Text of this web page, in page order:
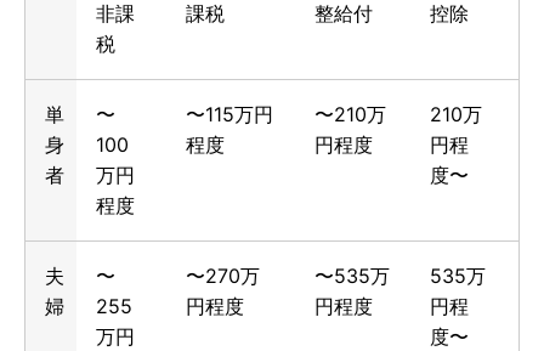
非課
税
課税
整給付
控除
単
身
者
〜
100
万円
程度
〜115万円
程度
〜210万
円程度
210万
円程
度〜
夫
婦
〜
255
万円
〜270万
円程度
〜535万
円程度
535万
円程
度〜